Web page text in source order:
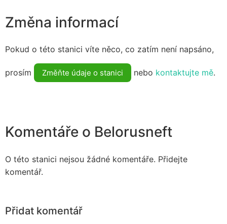
Změna informací
Pokud o této stanici víte něco, co zatím není napsáno,
prosím Změňte údaje o stanici nebo kontaktujte mě.
Komentáře o Belorusneft
O této stanici nejsou žádné komentáře. Přidejte
komentář.
Přidat komentář